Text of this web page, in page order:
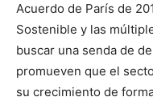
Acuerdo de París de
Sostenible y las
buscar una senda de
promueven que el
su crecimiento de